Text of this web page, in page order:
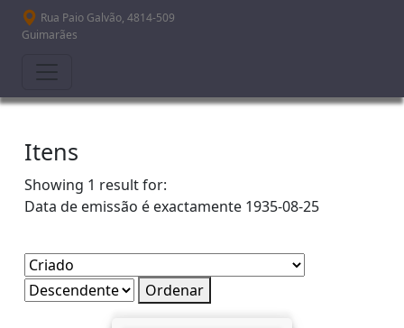
Passar para o conteúdo principal
Rua Paio Galvão, 4814-509
Guimarães
Itens
Showing 1 result for:
Data de emissão é exactamente 1935-08-25
Ordenar